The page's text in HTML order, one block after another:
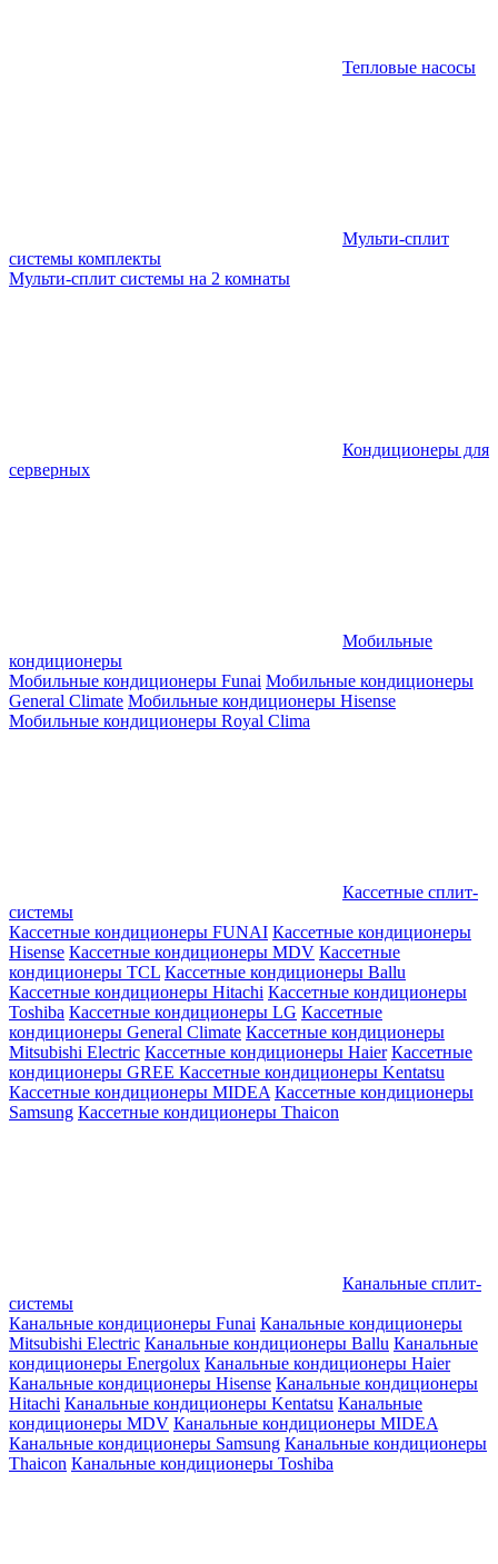
Тепловые насосы
Мульти-сплит
системы комплекты
Мульти-сплит системы на 2 комнаты
Кондиционеры для
серверных
Мобильные
кондиционеры
Мобильные кондиционеры Funai Мобильные кондиционеры
General Climate Мобильные кондиционеры Hisense
Мобильные кондиционеры Royal Clima
Кассетные сплит-
системы
Кассетные кондиционеры FUNAI Кассетные кондиционеры
Hisense Кассетные кондиционеры MDV Кассетные
кондиционеры TCL Кассетные кондиционеры Ballu
Кассетные кондиционеры Hitachi Кассетные кондиционеры
Toshiba Кассетные кондиционеры LG Кассетные
кондиционеры General Climate Кассетные кондиционеры
Mitsubishi Electric Кассетные кондиционеры Haier Кассетные
кондиционеры GREE Кассетные кондиционеры Kentatsu
Кассетные кондиционеры MIDEA Кассетные кондиционеры
Samsung Кассетные кондиционеры Thaicon
Канальные сплит-
системы
Канальные кондиционеры Funai Канальные кондиционеры
Mitsubishi Electric Канальные кондиционеры Ballu Канальные
кондиционеры Energolux Канальные кондиционеры Haier
Канальные кондиционеры Hisense Канальные кондиционеры
Hitachi Канальные кондиционеры Kentatsu Канальные
кондиционеры MDV Канальные кондиционеры MIDEA
Канальные кондиционеры Samsung Канальные кондиционеры
Thaicon Канальные кондиционеры Toshiba